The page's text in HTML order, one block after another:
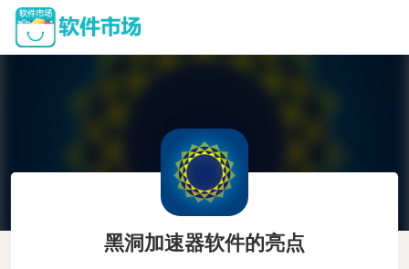
黑洞加速器软件的亮点